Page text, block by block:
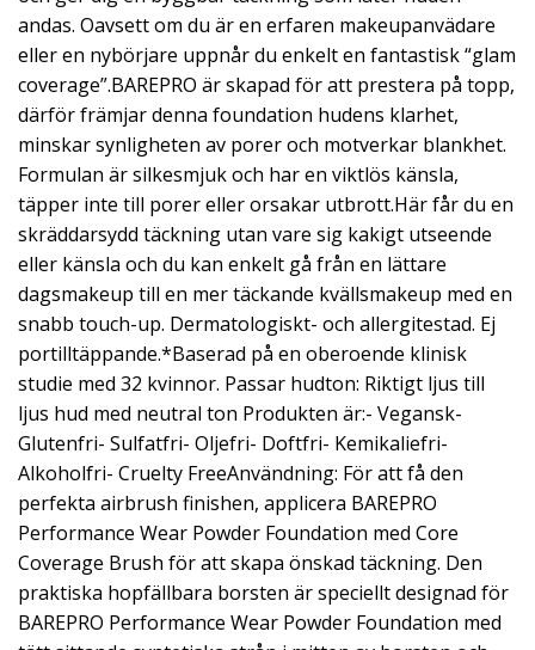
andas. Oavsett om du är en erfaren makeupanvädare
eller en nybörjare uppnår du enkelt en fantastisk “glam
coverage”.BAREPRO är skapad för att prestera på topp,
därför främjar denna foundation hudens klarhet,
minskar synligheten av porer och motverkar blankhet.
Formulan är silkesmjuk och har en viktlös känsla,
täpper inte till porer eller orsakar utbrott.Här får du en
skräddarsydd täckning utan vare sig kakigt utseende
eller känsla och du kan enkelt gå från en lättare
dagsmakeup till en mer täckande kvällsmakeup med en
snabb touch-up. Dermatologiskt- och allergitestad. Ej
portilltäppande.*Baserad på en oberoende klinisk
studie med 32 kvinnor. Passar hudton: Riktigt ljus till
ljus hud med neutral ton Produkten är:- Vegansk-
Glutenfri- Sulfatfri- Oljefri- Doftfri- Kemikaliefri-
Alkoholfri- Cruelty FreeAnvändning: För att få den
perfekta airbrush finishen, applicera BAREPRO
Performance Wear Powder Foundation med Core
Coverage Brush för att skapa önskad täckning. Den
praktiska hopfällbara borsten är speciellt designad för
BAREPRO Performance Wear Powder Foundation med